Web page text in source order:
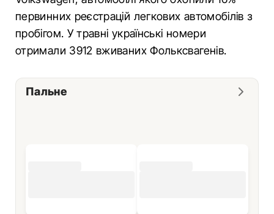
первинних реєстрацій легкових автомобілів з
пробігом. У травні українські номери
отримали 3912 вживаних Фольксвагенів.
Пальне